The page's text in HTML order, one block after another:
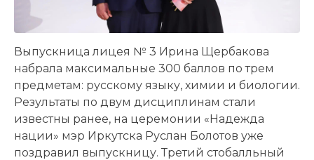
Выпускница лицея № 3 Ирина Щербакова
набрала максимальные 300 баллов по трем
предметам: русскому языку, химии и биологии.
Результаты по двум дисциплинам стали
известны ранее, на церемонии «Надежда
нации» мэр Иркутска Руслан Болотов уже
поздравил выпускницу. Третий стобалльный